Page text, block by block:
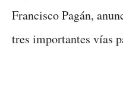
Francisco Pagán,
tres importantes vías